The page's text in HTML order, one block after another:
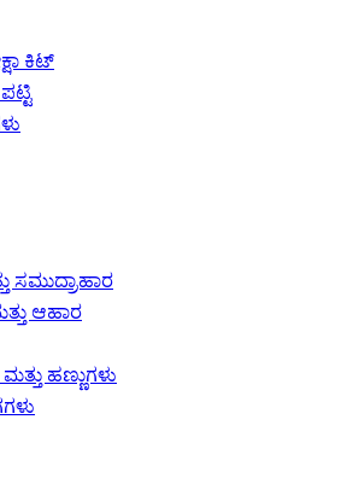
ಕಿಟ್
ಪಟ್ಟಿ
ಸಮುದ್ರಾಹಾರ
ಆಹಾರ
ಹಣ್ಣುಗಳು